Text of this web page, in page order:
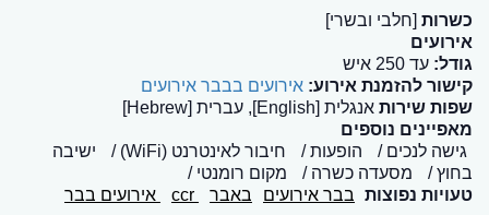
כשרות [חלבי ובשרי]
אירועים
גודל: עד 250 איש
קישור להזמנת אירוע: אירועים בבבר אירועים
שפות שירות אנגלית [English], עברית [Hebrew]
מאפיינים נוספים
גישה לנכים
הופעות חיבור לאינטרנט (WiFi)
ישיבה
בחוץ
מסעדה כשרה
מקום רומנטי
טעויות נפוצות בבר אירועים באבר אירועים בבר